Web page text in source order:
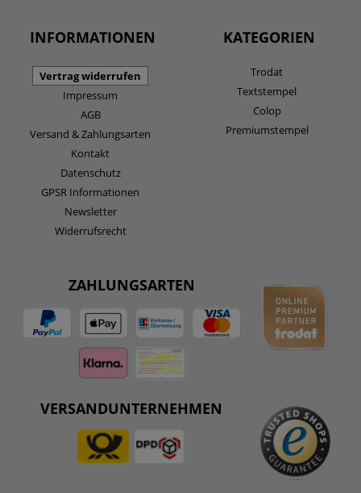
INFORMATIONEN
Vertrag widerrufen
Impressum
AGB
Versand & Zahlungsarten
Kontakt
Datenschutz
GPSR Informationen
Newsletter
Widerrufsrecht
KATEGORIEN
Trodat
Textstempel
Colop
Premiumstempel
ZAHLUNGSARTEN
VERSANDUNTERNEHMEN